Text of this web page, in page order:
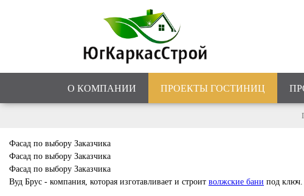
О КОМПАНИИ ПРОЕКТЫ ГОСТИНИЦ
Фасад по выбору Заказчика
Фасад по выбору Заказчика
Фасад по выбору Заказчика
Вуд Брус - компания, которая изготавливает и строит волжские бани под ключ.